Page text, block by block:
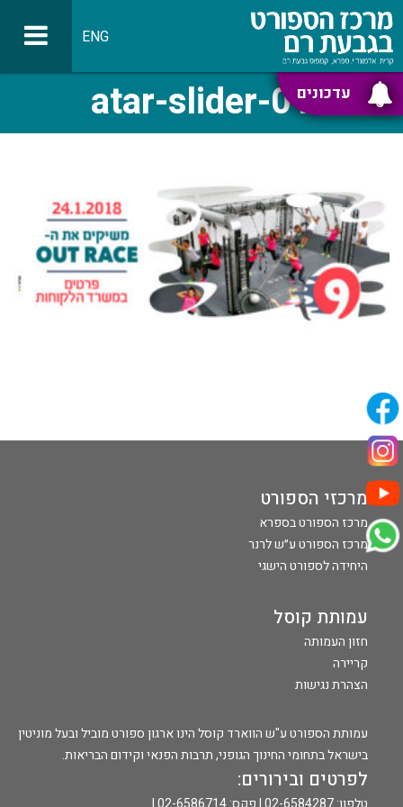
עדכונים
ENG
atar-slider-01
מרכזי הספורט
מרכז הספורט בספרא
מרכז הספורט ע״ש לרנר
היחידה לספורט הישגי
עמותת קוסל
חזון העמותה
קריירה
הצהרת נגישות
עמותת הספורט ע"ש הווארד קוסל הינו ארגון ספורט מוביל ובעל מוניטין
בישראל בתחומי החינוך הגופני, תרבות הפנאי וקידום הבריאות.
לפרטים ובירורים: